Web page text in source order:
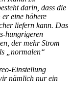
darin, dass die
eine höhere
liefern kann. Das
hungrigeren
der mehr Strom
„normalen“
Einstellung
nämlich nur ein